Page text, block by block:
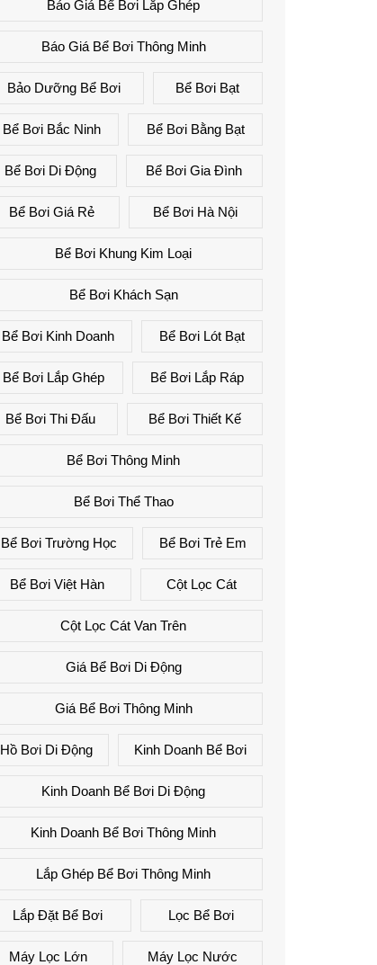
Báo Giá Bể Bơi Lắp Ghép
Báo Giá Bể Bơi Thông Minh
Bảo Dưỡng Bể Bơi Bể Bơi Bạt
Bể Bơi Bắc Ninh Bể Bơi Bằng Bạt
Bể Bơi Di Động Bể Bơi Gia Đình
Bể Bơi Giá Rẻ Bể Bơi Hà Nội
Bể Bơi Khung Kim Loại
Bể Bơi Khách Sạn
Bể Bơi Kinh Doanh Bể Bơi Lót Bạt
Bể Bơi Lắp Ghép Bể Bơi Lắp Ráp
Bể Bơi Thi Đấu Bể Bơi Thiết Kế
Bể Bơi Thông Minh
Bể Bơi Thể Thao
Bể Bơi Trường Học Bể Bơi Trẻ Em
Bể Bơi Việt Hàn Cột Lọc Cát
Cột Lọc Cát Van Trên
Giá Bể Bơi Di Động
Giá Bể Bơi Thông Minh
Hồ Bơi Di Động Kinh Doanh Bể Bơi
Kinh Doanh Bể Bơi Di Động
Kinh Doanh Bể Bơi Thông Minh
Lắp Ghép Bể Bơi Thông Minh
Lắp Đặt Bể Bơi Lọc Bể Bơi
Máy Lọc Lớn Máy Lọc Nước